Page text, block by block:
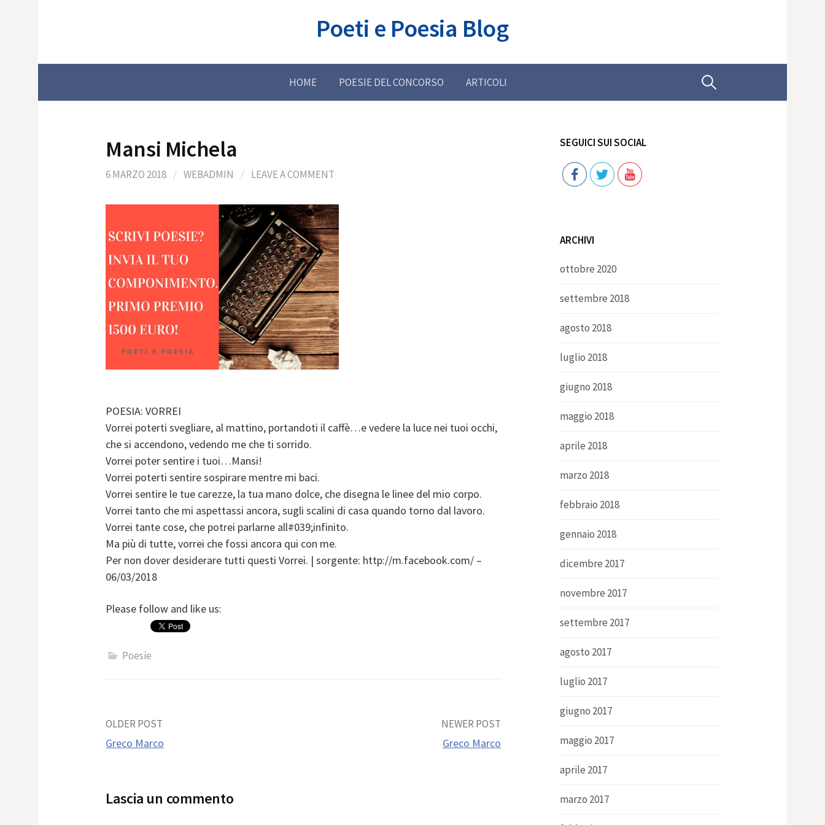
Poeti e Poesia Blog
HOME POESIE DEL CONCORSO ARTICOLI Ricerca
Mansi Michela
6 MARZO 2018 / WEBADMIN / LEAVE A COMMENT
POESIA: VORREI
Vorrei poterti svegliare, al mattino, portandoti il caffè…e vedere la luce nei tuoi occhi,
che si accendono, vedendo me che ti sorrido.
Vorrei poter sentire i tuoi…Mansi!
Vorrei poterti sentire sospirare mentre mi baci.
Vorrei sentire le tue carezze, la tua mano dolce, che disegna le linee del mio corpo.
Vorrei tanto che mi aspettassi ancora, sugli scalini di casa quando torno dal lavoro.
Vorrei tante cose, che potrei parlarne all#039;infinito.
Ma più di tutte, vorrei che fossi ancora qui con me.
Per non dover desiderare tutti questi Vorrei. | sorgente: http://m.facebook.com/ –
06/03/2018
Please follow and like us:
Poesie
Post
OLDER POST
Greco Marco
NEWER POST
Greco Marco
Lascia un commento
SEGUICI SUI SOCIAL
Follow
ARCHIVI
ottobre 2020
settembre 2018
agosto 2018
luglio 2018
giugno 2018
maggio 2018
aprile 2018
marzo 2018
febbraio 2018
gennaio 2018
dicembre 2017
novembre 2017
settembre 2017
agosto 2017
luglio 2017
giugno 2017
maggio 2017
aprile 2017
marzo 2017